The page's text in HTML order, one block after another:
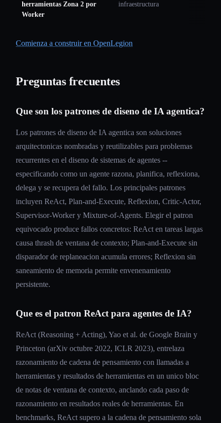
herramientas Zona 2 por
Worker
infraestructura
Comienza a construir en OpenLegion
Preguntas frecuentes
Que son los patrones de diseno de IA agentica?
Los patrones de diseno de IA agentica son soluciones
arquitectonicas nombradas y reutilizables para problemas
recurrentes en el diseno de sistemas de agentes --
especificando como un agente razona, planifica, reflexiona,
delega y se recupera del fallo. Los principales patrones
incluyen ReAct, Plan-and-Execute, Reflexion, Critic-Actor,
Supervisor-Worker y Mixture-of-Agents. Elegir el patron
equivocado produce fallos concretos: ReAct en tareas largas
causa thrash de ventana de contexto; Plan-and-Execute sin
disparador de replaneacion acumula errores; Reflexion sin
saneamiento de memoria permite envenenamiento
persistente.
Que es el patron ReAct para agentes de IA?
ReAct (Reasoning + Acting), Yao et al. de Google Brain y
Princeton (arXiv octubre 2022, ICLR 2023), entrelaza
razonamiento de cadena de pensamiento con llamadas a
herramientas y resultados de herramientas en un unico bloc
de notas de ventana de contexto, anclando cada paso de
razonamiento en resultados reales de herramientas. En
benchmarks, ReAct supero a la cadena de pensamiento sola